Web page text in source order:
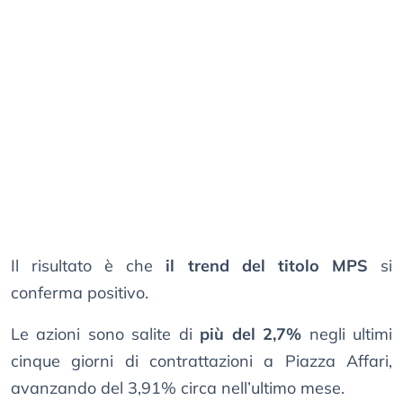
Il risultato è che il trend del titolo MPS si
conferma positivo.
Le azioni sono salite di più del 2,7% negli ultimi
cinque giorni di contrattazioni a Piazza Affari,
avanzando del 3,91% circa nell’ultimo mese.